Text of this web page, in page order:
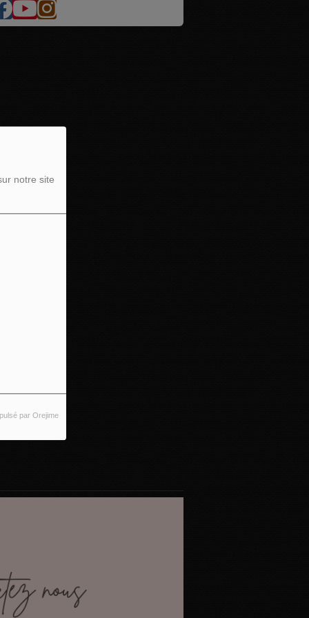
notre site
par Orejime